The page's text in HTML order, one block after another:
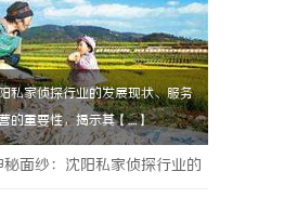
私家侦探行业的发展现状、服务
的重要性，揭示其【....】
秘面纱：沈阳私家侦探行业的